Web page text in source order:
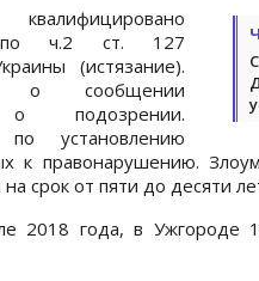
по ч.2 ст. 127
(истязание).
о сообщении
о подозрении.
установлению
к правонарушению.
срок от пяти до десяти
2018 года, в Ужгороде